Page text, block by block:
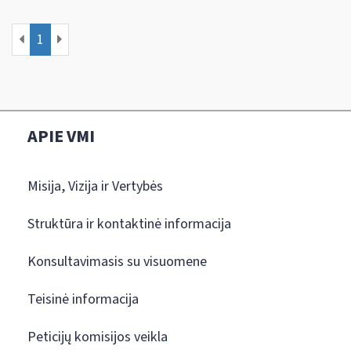
1
APIE VMI
Misija, Vizija ir Vertybės
Struktūra ir kontaktinė informacija
Konsultavimasis su visuomene
Teisinė informacija
Peticijų komisijos veikla